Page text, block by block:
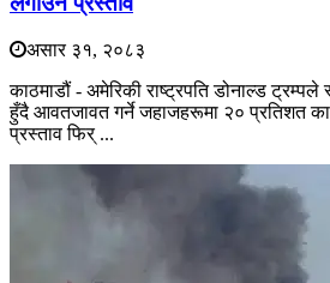
असार ३१, २०८३
काठमाडौं - अमेरिकी राष्ट्रपति डोनाल्ड ट्रम्पले
हुँदै आवतजावत गर्ने जहाजहरूमा २० प्रतिशत
प्रस्ताव फिर् ...